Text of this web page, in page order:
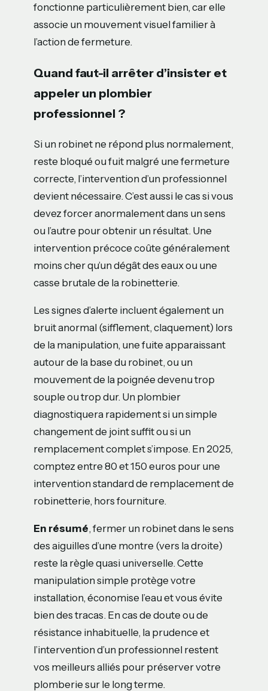
fonctionne particulièrement bien, car elle
associe un mouvement visuel familier à
l’action de fermeture.
Quand faut-il arrêter d’insister et
appeler un plombier
professionnel ?
Si un robinet ne répond plus normalement,
reste bloqué ou fuit malgré une fermeture
correcte, l’intervention d’un professionnel
devient nécessaire. C’est aussi le cas si vous
devez forcer anormalement dans un sens
ou l’autre pour obtenir un résultat. Une
intervention précoce coûte généralement
moins cher qu’un dégât des eaux ou une
casse brutale de la robinetterie.
Les signes d’alerte incluent également un
bruit anormal (sifflement, claquement) lors
de la manipulation, une fuite apparaissant
autour de la base du robinet, ou un
mouvement de la poignée devenu trop
souple ou trop dur. Un plombier
diagnostiquera rapidement si un simple
changement de joint suffit ou si un
remplacement complet s’impose. En 2025,
comptez entre 80 et 150 euros pour une
intervention standard de remplacement de
robinetterie, hors fourniture.
En résumé, fermer un robinet dans le sens
des aiguilles d’une montre (vers la droite)
reste la règle quasi universelle. Cette
manipulation simple protège votre
installation, économise l’eau et vous évite
bien des tracas. En cas de doute ou de
résistance inhabituelle, la prudence et
l’intervention d’un professionnel restent
vos meilleurs alliés pour préserver votre
plomberie sur le long terme.